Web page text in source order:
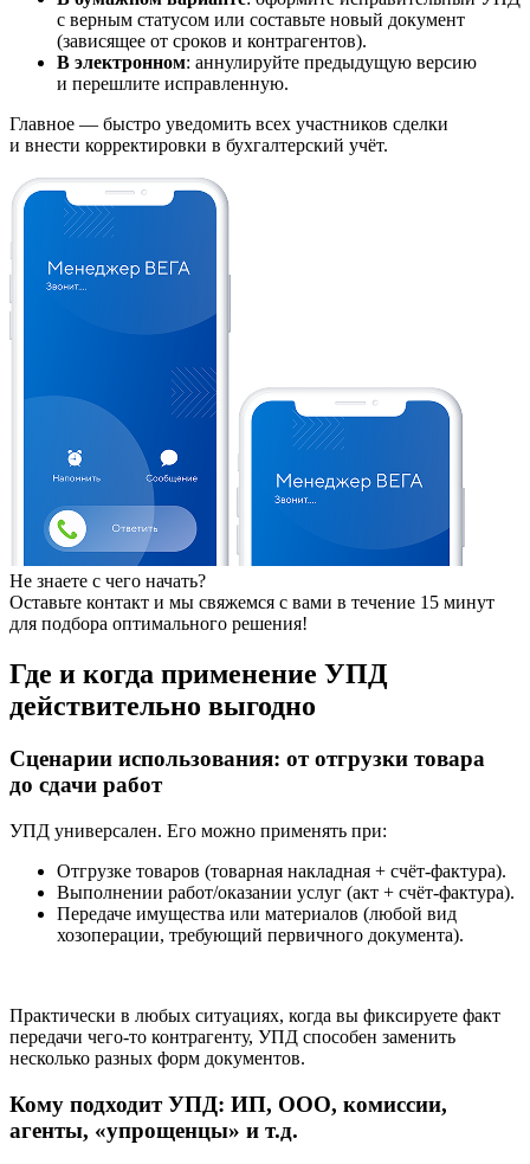
с верным статусом или составьте новый документ
(зависящее от сроков и контрагентов).
В электронном: аннулируйте предыдущую версию
и перешлите исправленную.
Главное — быстро уведомить всех участников сделки
и внести корректировки в бухгалтерский учёт.
Не знаете с чего начать?
Оставьте контакт и мы свяжемся с вами в течение 15 минут
для подбора оптимального решения!
Где и когда применение УПД
действительно выгодно
Сценарии использования: от отгрузки товара
до сдачи работ
УПД универсален. Его можно применять при:
Отгрузке товаров (товарная накладная + счёт-фактура).
Выполнении работ/оказании услуг (акт + счёт-фактура).
Передаче имущества или материалов (любой вид
хозоперации, требующий первичного документа).
Практически в любых ситуациях, когда вы фиксируете факт
передачи чего-то контрагенту, УПД способен заменить
несколько разных форм документов.
Кому подходит УПД: ИП, ООО, комиссии,
агенты, «упрощенцы» и т.д.